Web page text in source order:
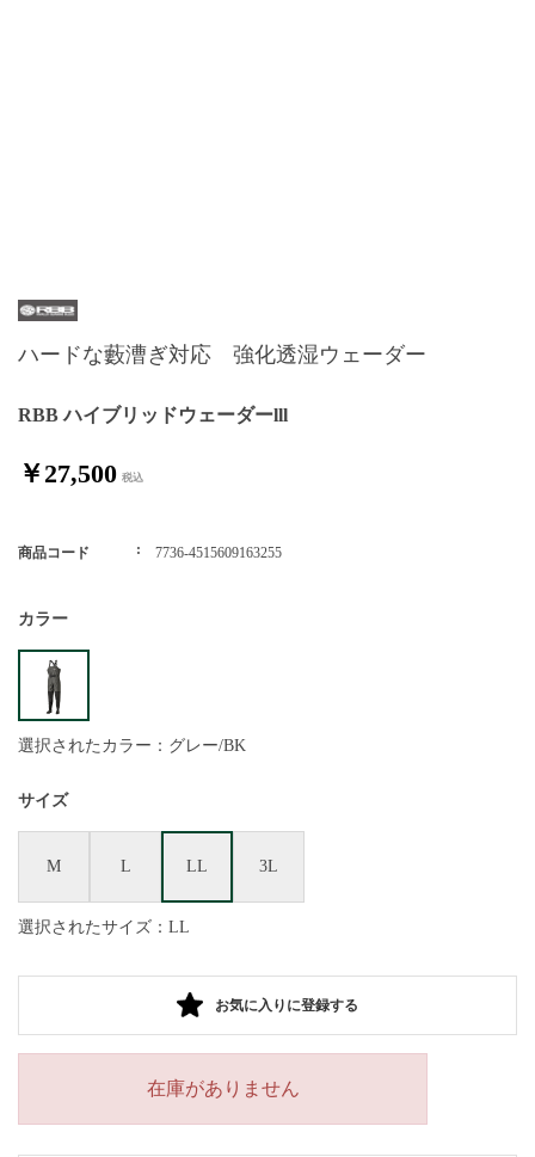
RBB ハイブリッドウェーダーlll
ハードな藪漕ぎ対応 強化透湿ウェーダー
￥27,500
商品コード 7736-4515609163255
カラー
選択されたカラー：グレー/BK
サイズ
M L LL 3L
選択されたサイズ：LL
お気に入りに登録する
在庫がありません